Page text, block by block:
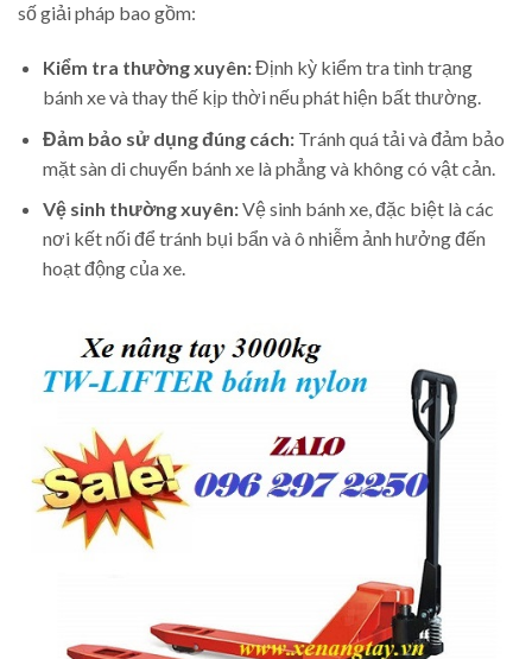
số giải pháp bao gồm:
Kiểm tra thường xuyên:Định kỳ kiểm tra tình trạng
bánh xe và thay thế kịp thời nếu phát hiện bất thường.
Đảm bảo sử dụng đúng cách:Tránh quá tải và đảm bảo
mặt sàn di chuyển bánh xe là phẳng và không có vật cản.
Vệ sinh thường xuyên:Vệ sinh bánh xe, đặc biệt là các
nơi kết nối để tránh bụi bẩn và ô nhiễm ảnh hưởng đến
hoạt động của xe.